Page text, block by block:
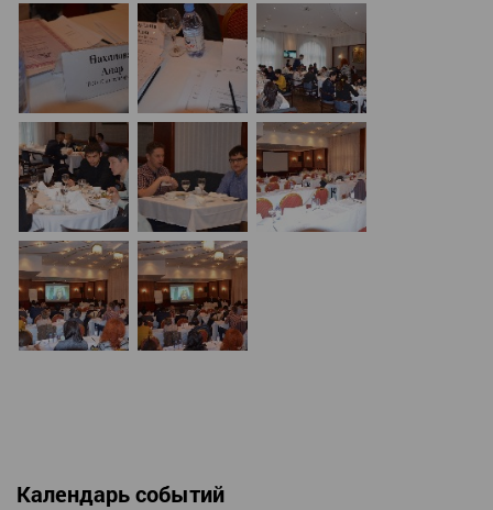
Календарь событий